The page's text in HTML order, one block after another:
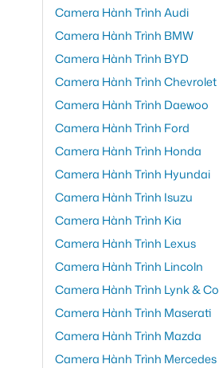
Camera Hành Trình Audi
Camera Hành Trình BMW
Camera Hành Trình BYD
Camera Hành Trình Chevrolet
Camera Hành Trình Daewoo
Camera Hành Trình Ford
Camera Hành Trình Honda
Camera Hành Trình Hyundai
Camera Hành Trình Isuzu
Camera Hành Trình Kia
Camera Hành Trình Lexus
Camera Hành Trình Lincoln
Camera Hành Trình Lynk & Co
Camera Hành Trình Maserati
Camera Hành Trình Mazda
Camera Hành Trình Mercedes